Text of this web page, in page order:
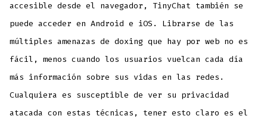
accesible desde el navegador, TinyChat también se
puede acceder en Android e iOS. Librarse de las
múltiples amenazas de doxing que hay por web no es
fácil, menos cuando los usuarios vuelcan cada día
más información sobre sus vidas en las redes.
Cualquiera es susceptible de ver su privacidad
atacada con estas técnicas, tener esto claro es el